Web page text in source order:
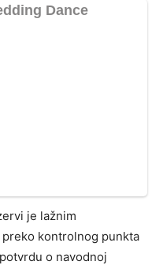
je lažnim
kontrolnog punkta
o navodnoj